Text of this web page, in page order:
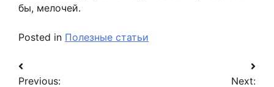
бы, мелочей.
Posted in Полезные статьи
Навигация
Previous:
Next: